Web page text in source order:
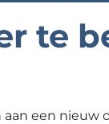
te
een nieuw